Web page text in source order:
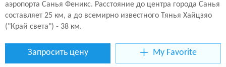
Сиань
Лоян
Все города
аэропорта Санья Феникс. Расстояние до центра города Санья
составляет 25 км, а до всемирно известного Тянья Хайцзяо
("Край света") - 38 км.
Запросить цену My Favorite